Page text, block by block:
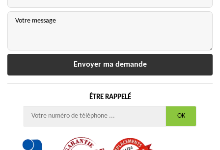
ÊTRE RAPPELÉ